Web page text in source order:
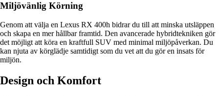
Miljövänlig Körning
Genom att välja en Lexus RX 400h bidrar du till att minska utsläppen
och skapa en mer hållbar framtid. Den avancerade hybridtekniken gör
det möjligt att köra en kraftfull SUV med minimal miljöpåverkan. Du
kan njuta av körglädje samtidigt som du vet att du gör en insats för
miljön.
Design och Komfort